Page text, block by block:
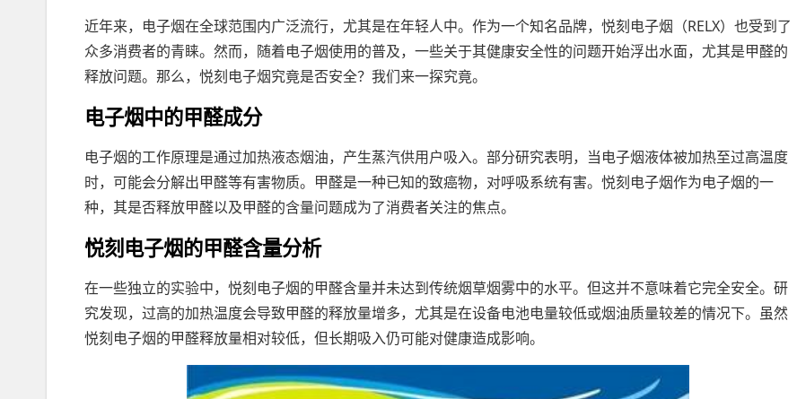
近年来，电子烟在全球范围内广泛流行，尤其是在年轻人中。作为一个知名品牌，悦刻电子烟（RELX）也受到了
众多消费者的青睐。然而，随着电子烟使用的普及，一些关于其健康安全性的问题开始浮出水面，尤其是甲醛的
释放问题。那么，悦刻电子烟究竟是否安全？我们来一探究竟。
电子烟中的甲醛成分
电子烟的工作原理是通过加热液态烟油，产生蒸汽供用户吸入。部分研究表明，当电子烟液体被加热至过高温度
时，可能会分解出甲醛等有害物质。甲醛是一种已知的致癌物，对呼吸系统有害。悦刻电子烟作为电子烟的一
种，其是否释放甲醛以及甲醛的含量问题成为了消费者关注的焦点。
悦刻电子烟的甲醛含量分析
在一些独立的实验中，悦刻电子烟的甲醛含量并未达到传统烟草烟雾中的水平。但这并不意味着它完全安全。研
究发现，过高的加热温度会导致甲醛的释放量增多，尤其是在设备电池电量较低或烟油质量较差的情况下。虽然
悦刻电子烟的甲醛释放量相对较低，但长期吸入仍可能对健康造成影响。